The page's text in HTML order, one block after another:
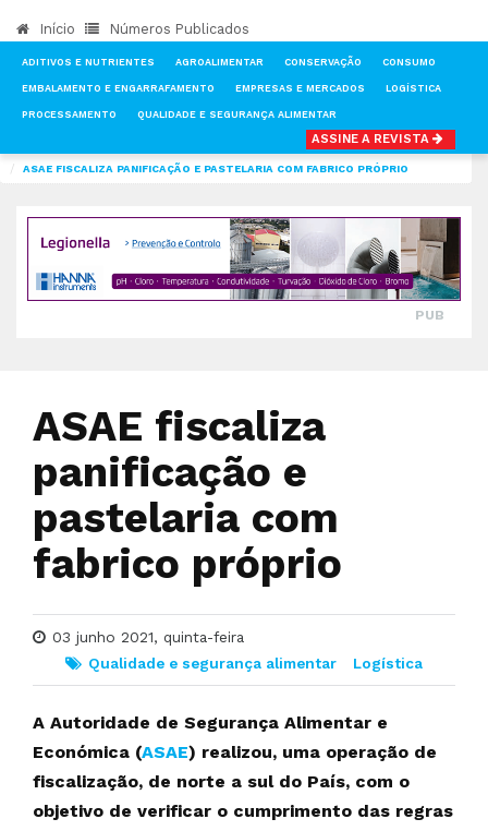
Início Números Publicados
ADITIVOS E NUTRIENTES AGROALIMENTAR CONSERVAÇÃO CONSUMO
EMBALAMENTO E ENGARRAFAMENTO EMPRESAS E MERCADOS LOGÍSTICA
PROCESSAMENTO QUALIDADE E SEGURANÇA ALIMENTAR
ASSINE A REVISTA
QUALIDADE E SEGURANÇA ALIMENTAR
ASAE FISCALIZA PANIFICAÇÃO E PASTELARIA COM FABRICO PRÓPRIO
PUB
ASAE fiscaliza
panificação e
pastelaria com
fabrico próprio
03 junho 2021, quinta-feira
Qualidade e segurança alimentar
Logística
A Autoridade de Segurança Alimentar e
Económica (ASAE) realizou, uma operação de
fiscalização, de norte a sul do País, com o
objetivo de verificar o cumprimento das regras